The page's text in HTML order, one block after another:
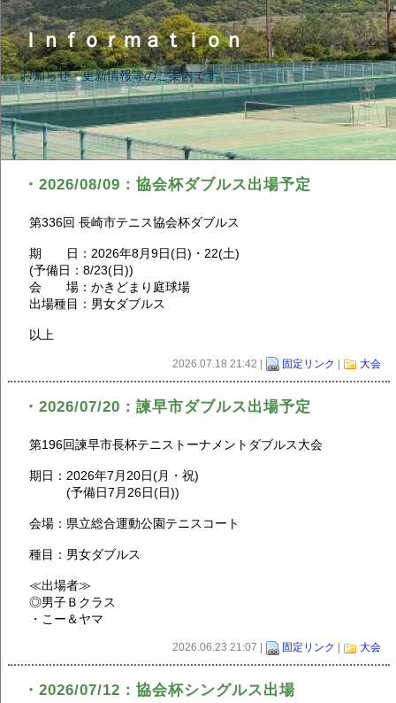
Ｉｎｆｏｒｍａｔｉｏｎ
お知らせ・更新情報等のご案内です。
・2026/08/09：協会杯ダブルス出場予定
第336回 長崎市テニス協会杯ダブルス
期 日：2026年8月9日(日)・22(土)
(予備日：8/23(日))
会 場：かきどまり庭球場
出場種目：男女ダブルス
以上
2026.07.18 21:42 | 固定リンク | 大会
・2026/07/20：諫早市ダブルス出場予定
第196回諫早市⾧杯テニストーナメントダブルス大会
期日：2026年7月20日(月・祝)
(予備日7月26日(日))
会場：県立総合運動公園テニスコート
種目：男女ダブルス
≪出場者≫
◎男子Ｂクラス
・こー＆ヤマ
2026.06.23 21:07 | 固定リンク 大会
・2026/07/12：協会杯シングルス出場